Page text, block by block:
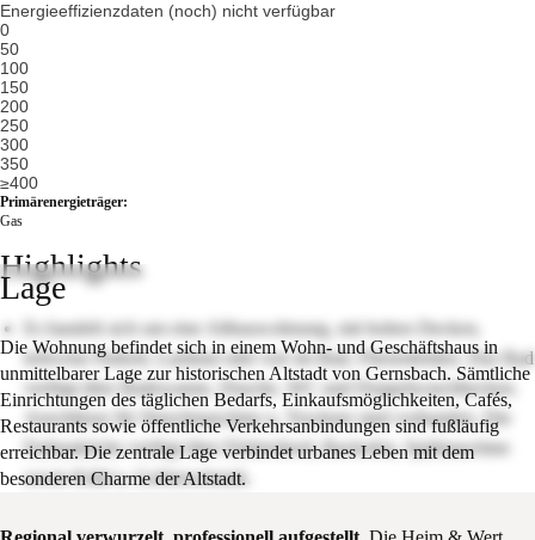
Lage
Die Wohnung befindet sich in einem Wohn- und Geschäftshaus in
unmittelbarer Lage zur historischen Altstadt von Gernsbach. Sämtliche
Einrichtungen des täglichen Bedarfs, Einkaufsmöglichkeiten, Cafés,
Restaurants sowie öffentliche Verkehrsanbindungen sind fußläufig
erreichbar. Die zentrale Lage verbindet urbanes Leben mit dem
besonderen Charme der Altstadt.
Energieeffizienzdaten (noch) nicht verfügbar
0
50
100
150
200
250
300
350
≥400
Primärenergieträger:
Gas
Highlights
Es handelt sich um eine Altbauwohnung, mit hohen Decken,
teilweise Parkett, Laminat oder wie im Bad, Fliesenböden. Das Bad
verfügt über Badewanne, Dusche, WC und Doppelwaschbecken.
Anschlüsse für Waschmaschine u, Trockner sind vorhanden. Die
Einbauküche verfügt über Elektroherd, Backofen, Spülmaschine
sowie Kühl u. Gefrierschrank.